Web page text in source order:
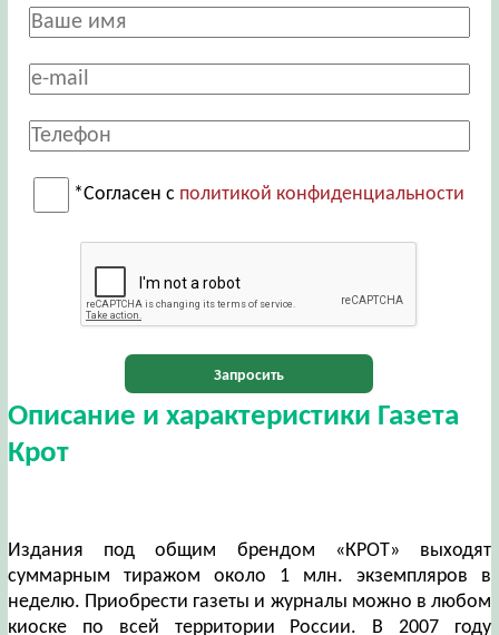
*Согласен с политикой конфиденциальности
Запросить
Описание и характеристики Газета
Крот
Издания под общим брендом «КРОТ» выходят
суммарным тиражом около 1 млн. экземпляров в
неделю. Приобрести газеты и журналы можно в любом
киоске по всей территории России. В 2007 году